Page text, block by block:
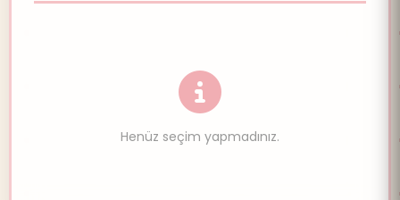
Henüz seçim yapmadınız.